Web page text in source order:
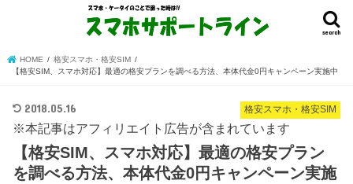
search
HOME
格安スマホ・格安SIM
【格安SIM、スマホ対応】最適の格安プランを調べる方法、本体代金0円キャンペーン実施中
格安スマホ・格安SIM
2018.05.16
※本記事はアフィリエイト広告が含まれています
【格安SIM、スマホ対応】最適の格安プラン
を調べる方法、本体代金0円キャンペーン実施